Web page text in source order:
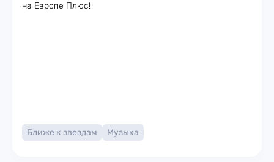
на Европе Плюс!​
Ближе к звездам Музыка